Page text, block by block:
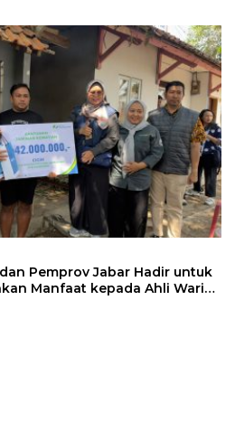
Pemprov Jabar Hadir untuk
Manfaat kepada Ahli Waris